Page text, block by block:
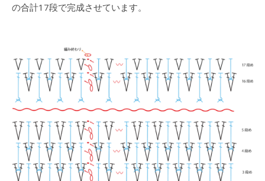
の合計17段で完成させています。